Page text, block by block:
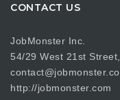
CONTACT US
JobMonster Inc.
54/29 West 21st
http://jobmonster.com